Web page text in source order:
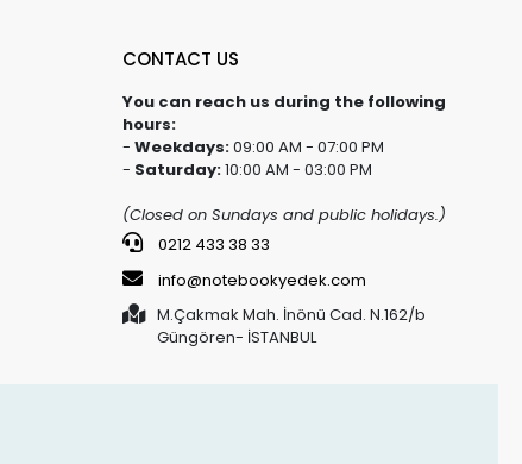
CONTACT US
You can reach us during the following
hours:
- Weekdays:09:00 AM - 07:00 PM
- Saturday:10:00 AM - 03:00 PM
(Closed on Sundays and public holidays.)
0212 433 38 33
info@notebookyedek.com
M.Çakmak Mah. İnönü Cad. N.162/b
Güngören- İSTANBUL